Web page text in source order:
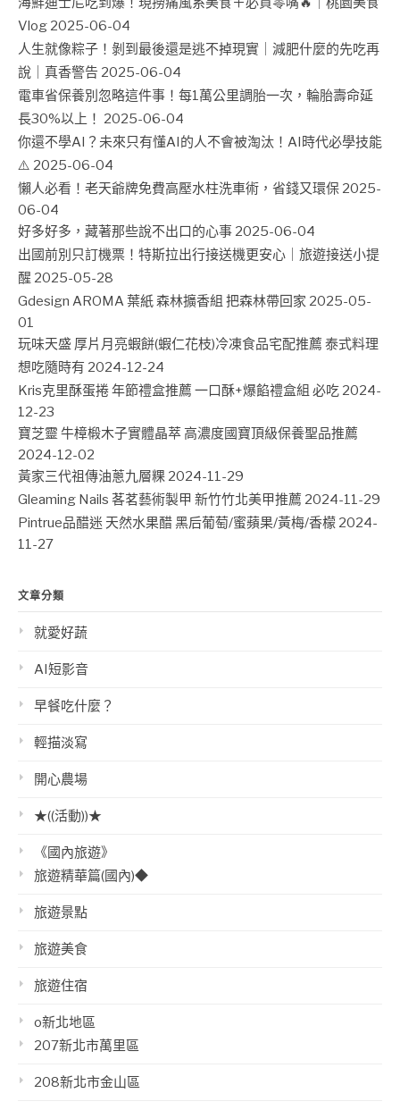
Vlog 2025-06-04
人生就像粽子！剝到最後還是逃不掉現實｜減肥什麼的先吃再
說｜真香警告 2025-06-04
電車省保養別忽略這件事！每1萬公里調胎一次，輪胎壽命延
長30%以上！ 2025-06-04
你還不學AI？未來只有懂AI的人不會被淘汰！AI時代必學技能
⚠️ 2025-06-04
懶人必看！老天爺牌免費高壓水柱洗車術，省錢又環保 2025-
06-04
好多好多，藏著那些說不出口的心事 2025-06-04
出國前別只訂機票！特斯拉出行接送機更安心｜旅遊接送小提
醒 2025-05-28
Gdesign AROMA 葉紙 森林擴香組 把森林帶回家 2025-05-
01
玩味天盛 厚片月亮蝦餅(蝦仁花枝)冷凍食品宅配推薦 泰式料理
想吃隨時有 2024-12-24
Kris克里酥蛋捲 年節禮盒推薦 一口酥+爆餡禮盒組 必吃 2024-
12-23
寶芝靈 牛樟椴木子實體晶萃 高濃度國寶頂級保養聖品推薦
2024-12-02
黃家三代祖傳油蔥九層粿 2024-11-29
Gleaming Nails 茖茗藝術製甲 新竹竹北美甲推薦 2024-11-29
Pintrue品醋迷 天然水果醋 黑后葡萄/蜜蘋果/黃梅/香檬 2024-
11-27
文章分類
就愛好蔬
AI短影音
早餐吃什麼？
輕描淡寫
開心農場
★((活動))★
《國內旅遊》
旅遊精華篇(國內)◆
旅遊景點
旅遊美食
旅遊住宿
o新北地區
207新北市萬里區
208新北市金山區